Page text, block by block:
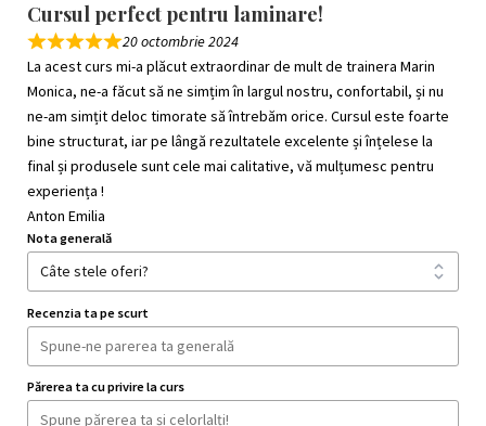
Cursul perfect pentru laminare!
20 octombrie 2024
La acest curs mi-a plăcut extraordinar de mult de trainera Marin
Monica, ne-a făcut să ne simțim în largul nostru, confortabil, și nu
ne-am simțit deloc timorate să întrebăm orice. Cursul este foarte
bine structurat, iar pe lângă rezultatele excelente și înțelese la
final și produsele sunt cele mai calitative, vă mulțumesc pentru
experiența !
Anton Emilia
Nota generală
Recenzia ta pe scurt
Părerea ta cu privire la curs